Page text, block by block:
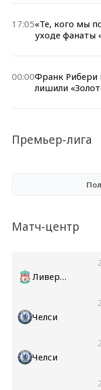
17:05«Те, кого мы
уходе фанаты
00:00Франк Рибери
лишили
Премьер-лига
Матч-центр
Ливерпуль
Челси
Челси